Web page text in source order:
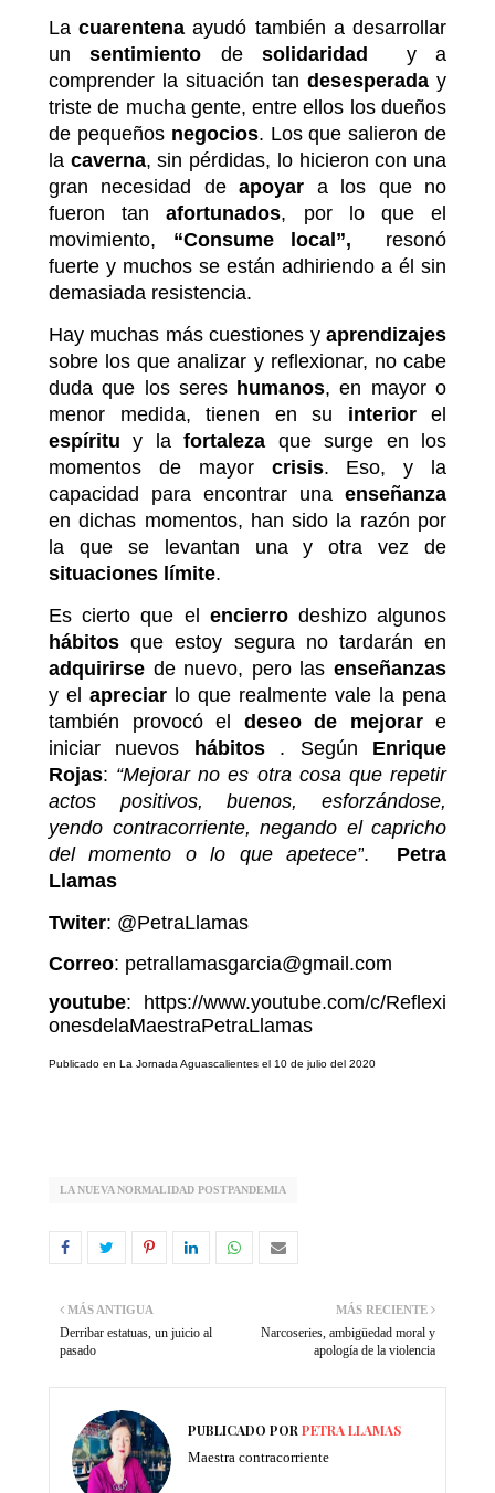
Lacuarentena ayudó también a desarrollar
unsentimiento desolidaridad
y a
comprender la situación tan desesperada y
triste de mucha gente, entre ellos los dueños
de pequeños negocios. Los que salieron de
la caverna, sin pérdidas, lo hicieron con una
gran necesidad deapoyar a los que no
fueron tanafortunados, por lo que el
movimiento, “Consume local”,
resonó
fuerte y muchos se están adhiriendo a él sin
demasiada resistencia.
Hay muchas más cuestiones y aprendizajes
sobre los que analizar y reflexionar, no cabe
duda que los seres humanos, en mayor o
menor medida, tienen en su interiorel
espíritu y lafortaleza que surge en los
momentos de mayor crisis. Eso, y la
capacidad para encontrar una enseñanza
en dichas momentos, han sido la razón por
la que se levantan una y otra vez de
situaciones límite.
Es cierto que el encierrodeshizo algunos
hábitos que estoy segura no tardarán en
adquirirse de nuevo, pero las enseñanzas
y el apreciar lo que realmente vale la pena
también provocó el deseo de mejorare
iniciar nuevos
hábitos. Según Enrique
Rojas: “Mejorar no es otra cosa que repetir
actos positivos, buenos, esforzándose,
yendo contracorriente, negando el capricho
del momento o lo que apetece”. Petra
Llamas
Twiter: @PetraLlamas
Correo: petrallamasgarcia@gmail.com
youtube: https://www.youtube.com/c/Reflexi
onesdelaMaestraPetraLlamas
Publicado en La Jornada Aguascalientes el 10 de julio del 2020
LA NUEVA NORMALIDAD POSTPANDEMIA
MÁS RECIENTE
Narcoseries, ambigüedad moral y
apología de la violencia
MÁS ANTIGUA
Derribar estatuas, un juicio al
pasado
PUBLICADO POR PETRA LLAMAS
Maestra contracorriente